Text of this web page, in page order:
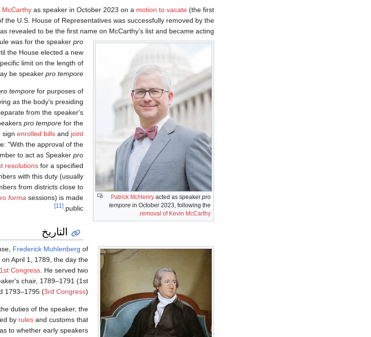
Patrick McHenry acted as speaker pro
tempore in October 2023, following the
removal of Kevin McCarthy.
McCarthy as speaker in October 2023 on a motion to vacate (the first
the U.S. House of Representatives was successfully removed by the
revealed to be the first name on McCarthy's list and became acting
was for the speakerpro
the House elected a new
limit on the length of
be speakerpro tempore
tempore for purposes of
as the body's presiding
from the speaker's
pro tempore for the
signenrolled bills and joint
"With the approval of the
to act as Speakerpro
resolutions for a specified
with this duty (usually
from districts close to
forma sessions) is made
public.
[11]
التاريخ
Frederick Muhlenberg of
April 1, 1789, the day the
1st Congress. He served two
chair, 1789–1791 (1st
1793–1795 (3rd Congress).
duties of the speaker, the
by rules and customs that
to whether early speakers